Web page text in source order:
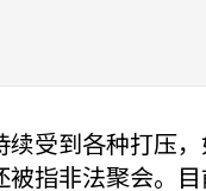
受到各种打压
指非法聚会。